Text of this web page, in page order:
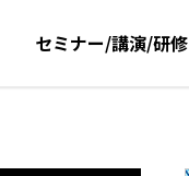
セミナー/講演/研修